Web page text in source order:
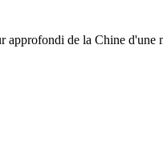
de la Chine d'une